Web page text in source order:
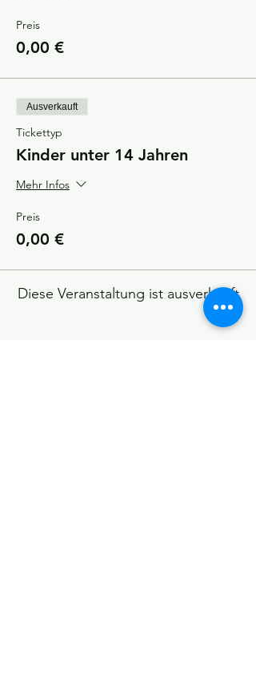
Preis
0,00 €
Ausverkauft
Tickettyp
Kinder unter 14 Jahren
Mehr Infos
Preis
0,00 €
Diese Veranstaltung ist ausverkauft